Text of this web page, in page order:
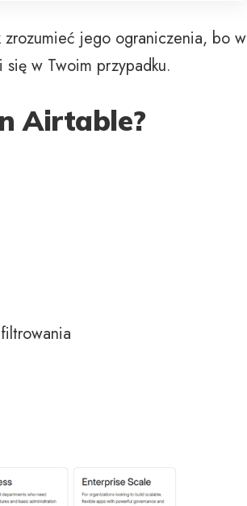
jego ograniczenia, bo w
w Twoim przypadku.
Airtable?